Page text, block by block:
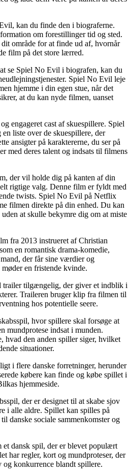
kan du finde den i biograferne.
om forestillinger tid og sted.
område for at finde ud af, hvornår
film på det store lærred.
se Spiel No Evil i biografen, kan du
Spiel No Evil leje
hjemme i din egen stue, når det
at du kan nyde filmen, uanset
engageret cast af skuespillere. Spiel
liste over de skuespillere, der
ansigter på karaktererne, du ser på
med deres talent og indsats til filmens
der vil holde dig på kanten af din
rigtige valg. Denne film er fyldt med
twists. Spiel No Evil på Netflix
filmen direkte på din enhed. Du kan
at skulle bekymre dig om at miste
fra 2013 instrueret af Christian
en romantisk drama-komedie,
der får sine værdier og
en fristende kvinde.
tilgængelig, der giver et indblik i
Traileren bruger klip fra filmen til
hos potentielle seere.
hvor spillere skal forsøge at
mundprotese indsat i munden.
hvad den anden spiller siger, hvilket
situationer.
i flere danske forretninger, herunder
købere kan finde og købe spillet i
hjemmeside.
der er designet til at skabe sjov
i alle aldre. Spillet kan spilles på
danske sociale sammenkomster og
et dansk spil, der er blevet populært
har regler, kort og mundproteser, der
og konkurrence blandt spillere.